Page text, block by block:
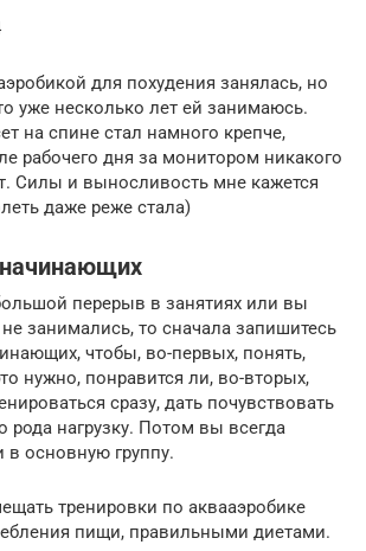
для похудения занялась, но
уже несколько лет ей занимаюсь.
на спине стал намного крепче,
рабочего дня за монитором никакого
Силы и выносливость мне кажется
даже реже стала)
перерыв в занятиях или вы
занимались, то сначала запишитесь
чтобы, во-первых, понять,
нужно, понравится ли, во-вторых,
сразу, дать почувствовать
рода нагрузку. Потом вы всегда
в основную группу.
тренировки по аквааэробике
пищи, правильными диетами.